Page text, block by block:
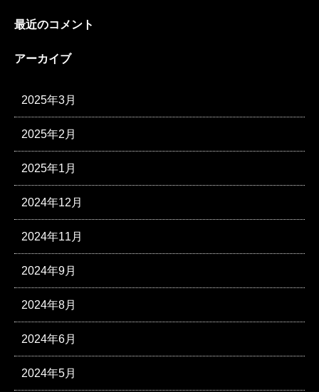
最近のコメント
アーカイブ
2025年3月
2025年2月
2025年1月
2024年12月
2024年11月
2024年9月
2024年8月
2024年6月
2024年5月